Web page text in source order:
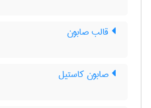
قالب صابون
صابون کاستیل